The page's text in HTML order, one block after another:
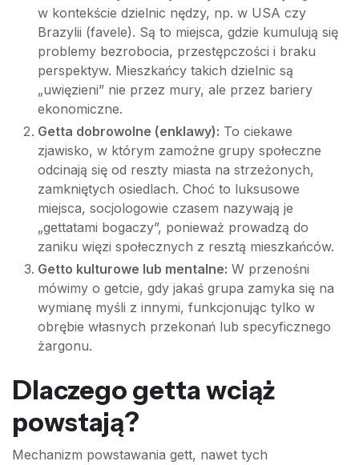
w kontekście dzielnic nędzy, np. w USA czy
Brazylii (favele). Są to miejsca, gdzie kumulują się
problemy bezrobocia, przestępczości i braku
perspektyw. Mieszkańcy takich dzielnic są
„uwięzieni” nie przez mury, ale przez bariery
ekonomiczne.
Getta dobrowolne (enklawy): To ciekawe
zjawisko, w którym zamożne grupy społeczne
odcinają się od reszty miasta na strzeżonych,
zamkniętych osiedlach. Choć to luksusowe
miejsca, socjologowie czasem nazywają je
„gettatami bogaczy”, ponieważ prowadzą do
zaniku więzi społecznych z resztą mieszkańców.
Getto kulturowe lub mentalne: W przenośni
mówimy o getcie, gdy jakaś grupa zamyka się na
wymianę myśli z innymi, funkcjonując tylko w
obrębie własnych przekonań lub specyficznego
żargonu.
Dlaczego getta wciąż
powstają?
Mechanizm powstawania gett, nawet tych